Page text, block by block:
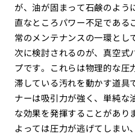
が、油が固まって石鹸のよう
直なところパワー不足である
常のメンテナンスの一環とし
次に検討されるのが、真空式
プです。これらは物理的な圧
滞している汚れを動かす道具
ナーは吸引力が強く、単純な
な効果を発揮することがあり
よっては圧力が逃げてしまい